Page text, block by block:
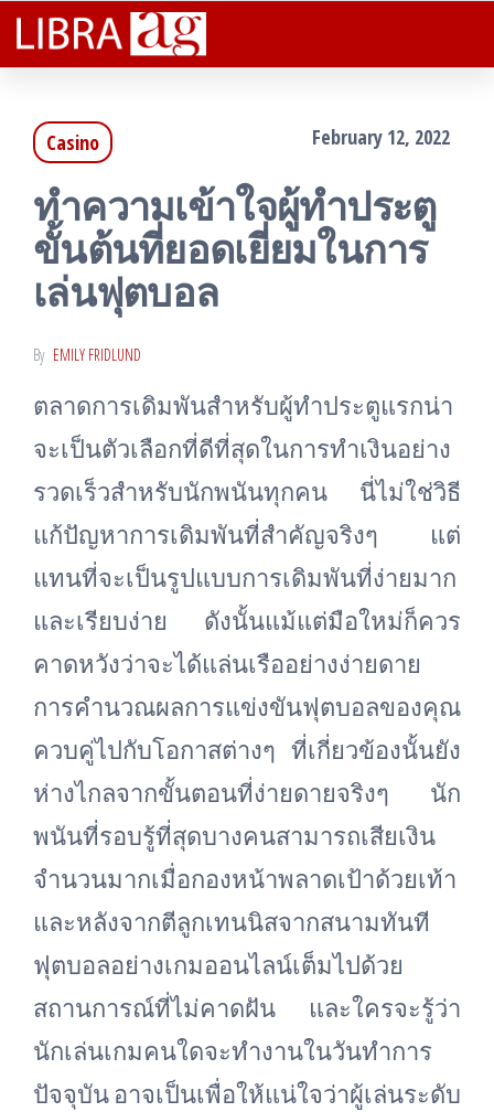
Skip
to
content
Ag
Facts That
Casino February 12, 2022
ทำความเข้าใจผู้ทำประตู
ขั้นต้นที่ยอดเยี่ยมในการ
เล่นฟุตบอล
By EMILY FRIDLUND
ตลาดการเดิมพันสำหรับผู้ทำประตูแรกน่า
จะเป็นตัวเลือกที่ดีที่สุดในการทำเงินอย่าง
รวดเร็วสำหรับนักพนันทุกคน นี่ไม่ใช่วิธี
แก้ปัญหาการเดิมพันที่สำคัญจริงๆ แต่
แทนที่จะเป็นรูปแบบการเดิมพันที่ง่ายมาก
และเรียบง่าย ดังนั้นแม้แต่มือใหม่ก็ควร
คาดหวังว่าจะได้แล่นเรืออย่างง่ายดาย
การคำนวณผลการแข่งขันฟุตบอลของคุณ
ควบคู่ไปกับโอกาสต่างๆ ที่เกี่ยวข้องนั้นยัง
ห่างไกลจากขั้นตอนที่ง่ายดายจริงๆ นัก
พนันที่รอบรู้ที่สุดบางคนสามารถเสียเงิน
จำนวนมากเมื่อกองหน้าพลาดเป้าด้วยเท้า
และหลังจากตีลูกเทนนิสจากสนามทันที
ฟุตบอลอย่างเกมออนไลน์เต็มไปด้วย
สถานการณ์ที่ไม่คาดฝัน และใครจะรู้ว่า
นักเล่นเกมคนใดจะทำงานในวันทำการ
ปัจจุบัน อาจเป็นเพื่อให้แน่ใจว่าผู้เล่นระดับ